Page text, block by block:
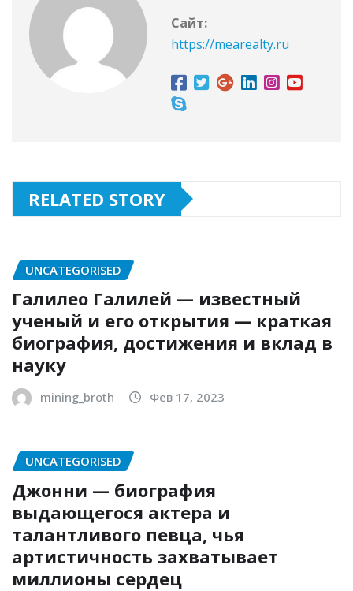
Сайт:
https://mearealty.ru
RELATED STORY
UNCATEGORISED
Галилео Галилей — известный
ученый и его открытия — краткая
биография, достижения и вклад в
науку
mining_broth Фев 17, 2023
UNCATEGORISED
Джонни — биография
выдающегося актера и
талантливого певца, чья
артистичность захватывает
миллионы сердец